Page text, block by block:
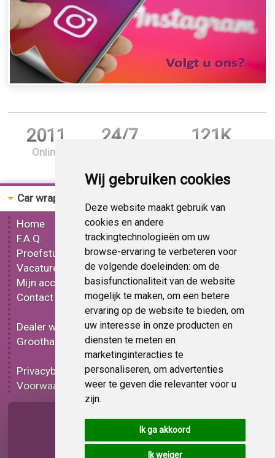
Wij gebruiken cookies
Deze website maakt gebruik van
cookies en andere
trackingtechnologieën om uw
browse-ervaring te verbeteren voor
de volgende doeleinden: om de
basisfunctionaliteit van de website
mogelijk te maken, om een betere
ervaring op de website te bieden, om
uw interesse in onze producten en
diensten te meten en
marketinginteracties te
personaliseren, om advertenties
weer te geven die relevanter voor u
zijn.
Ik ga akkoord
Ik weiger
2011
Online
24/7 121K
Car wrap folie
Home
F.A.Q.
Proefstuk
Vacatures
Mijn account
Contact
Dealer worden
Groothandel
Privacybeleid
Voorwaarden
Gereedschap
Mat car wrap folie
Glans car wrap folie
Metallic car wrap folie
3D car wrap folie
Effect car wrap folie
Bedrukt car wrap folie
Carbon car wrap folie
Tint folie
Functionele folie
Car wrap folie korting
Op bestelling
Pagina delen